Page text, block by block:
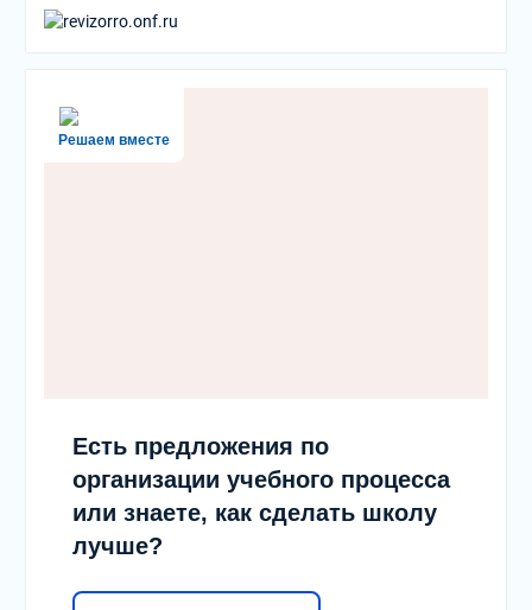
Решаем вместе
Есть предложения по
организации учебного процесса
или знаете, как сделать школу
лучше?